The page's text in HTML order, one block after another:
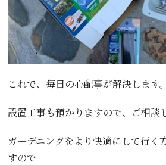
これで、毎日の心配事が解決します。
設置工事も預かりますので、ご相談
ガーデニングをより快適にして行く
すので